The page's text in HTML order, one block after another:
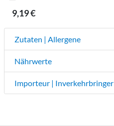
9,19 €
Zutaten | Allergene
Nährwerte
Importeur | Inverkehrbringer